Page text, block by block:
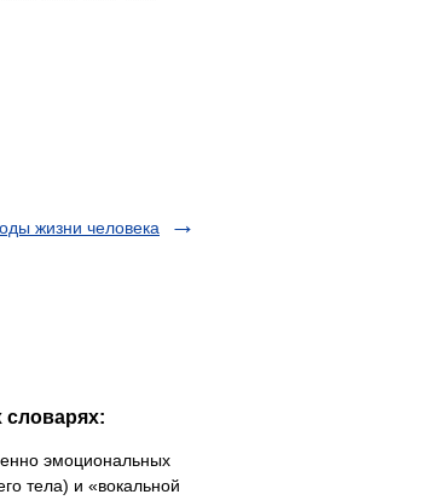
жизни человека
словарях:
эмоциональных
тела) и «вокальной